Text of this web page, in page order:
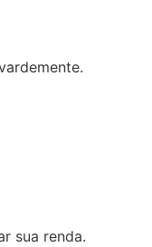
sua renda.